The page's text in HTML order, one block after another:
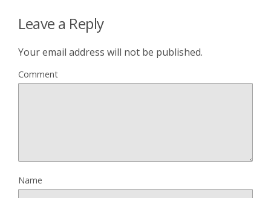
Leave a Reply
Your email address will not be published.
Comment
Name